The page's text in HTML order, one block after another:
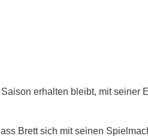
erhalten bleibt, mit seiner
Brett sich mit seinen